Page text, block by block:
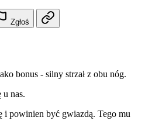
Zgłoś
bonus - silny strzał z obu nóg.
u nas.
i powinien być gwiazdą. Tego mu